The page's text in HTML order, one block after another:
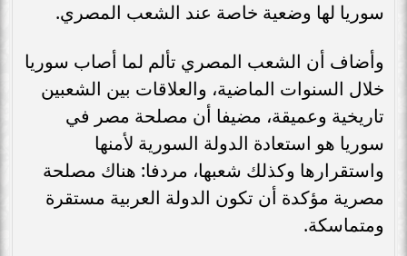
سوريا لها وضعية خاصة عند الشعب المصري.
وأضاف أن الشعب المصري تألم لما أصاب سوريا
خلال السنوات الماضية، والعلاقات بين الشعبين
تاريخية وعميقة، مضيفا أن مصلحة مصر في
سوريا هو استعادة الدولة السورية لأمنها
واستقرارها وكذلك شعبها، مردفا: هناك مصلحة
مصرية مؤكدة أن تكون الدولة العربية مستقرة
ومتماسكة.